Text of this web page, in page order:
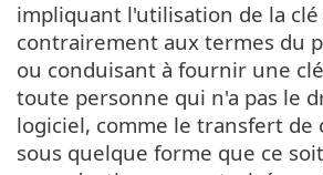
impliquant l'utilisation de la clé
contrairement aux termes du
ou conduisant à fournir une
toute personne qui n'a pas le
logiciel, comme le transfert de
sous quelque forme que ce